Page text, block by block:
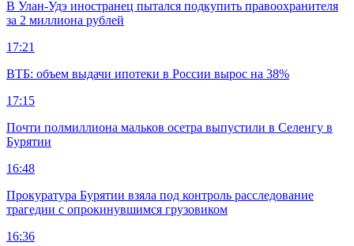
В Улан-Удэ иностранец пытался подкупить правоохранителя
за 2 миллиона рублей
17:21
ВТБ: объем выдачи ипотеки в России вырос на 38%
17:15
Почти полмиллиона мальков осетра выпустили в Селенгу в
Бурятии
16:48
Прокуратура Бурятии взяла под контроль расследование
трагедии с опрокинувшимся грузовиком
16:36